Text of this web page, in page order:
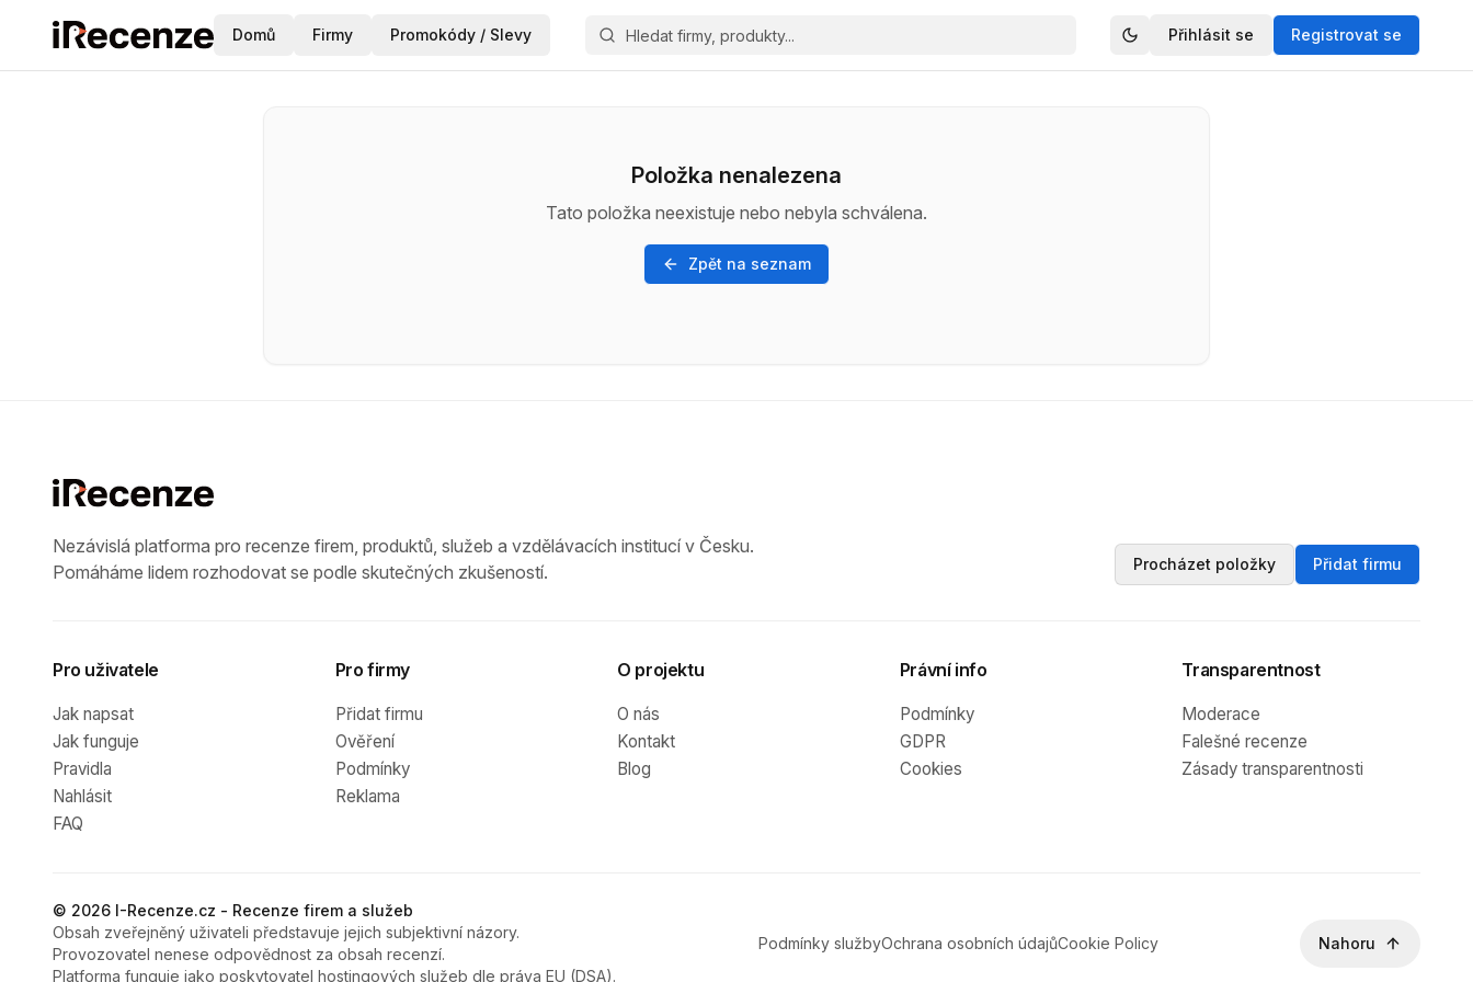
Domů Firmy Promokódy / Slevy Přihlásit se Registrovat se
Položka nenalezena
Tato položka neexistuje nebo nebyla schválena.
Zpět na seznam
Nezávislá platforma pro recenze firem, produktů, služeb a vzdělávacích institucí v Česku.
Pomáháme lidem rozhodovat se podle skutečných zkušeností.
Procházet položky Přidat firmu
Pro uživatele
Jak napsat
Jak funguje
Pravidla
Nahlásit
FAQ
Pro firmy
Přidat firmu
Ověření
Podmínky
Reklama
O projektu
O nás
Kontakt
Blog
Právní info
Podmínky
GDPR
Cookies
Transparentnost
Moderace
Falešné recenze
Zásady transparentnosti
© 2026 I-Recenze.cz - Recenze firem a služeb
Obsah zveřejněný uživateli představuje jejich subjektivní názory.
Provozovatel nenese odpovědnost za obsah recenzí.
Platforma funguje jako poskytovatel hostingových služeb dle práva EU (DSA).
Podmínky službyOchrana osobních údajůCookie Policy Nahoru